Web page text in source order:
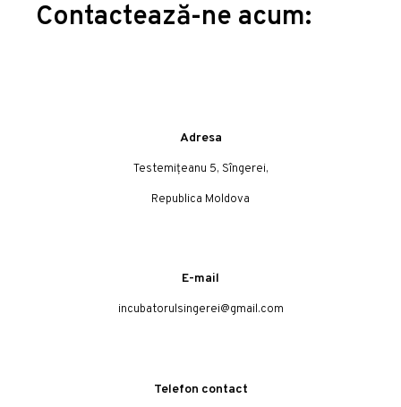
Contactează-ne acum:
Adresa
Testemițeanu 5, Sîngerei,
Republica Moldova
E-mail
incubatorulsingerei@gmail.com
Telefon contact